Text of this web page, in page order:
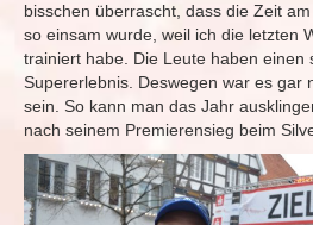
bisschen überrascht, dass die Zeit
so einsam wurde, weil ich die letzten
trainiert habe. Die Leute haben einen
Supererlebnis. Deswegen war es gar
sein. So kann man das Jahr
nach seinem Premierensieg beim